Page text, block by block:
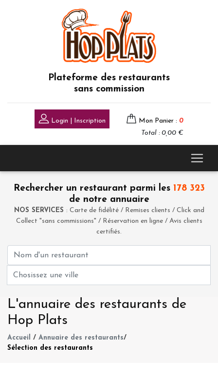
Plateforme des restaurants
sans commission
Login | Inscription Mon Panier : 0
Total : 0,00 €
Rechercher un restaurant parmi les 178 323
de notre annuaire
NOS SERVICES : Carte de fidélité / Remises clients / Click and
Collect "sans commissions" / Réservation en ligne / Avis clients
certifiés.
L'annuaire des restaurants de
Hop Plats
Accueil / Annuaire des restaurants/
Sélection des restaurants